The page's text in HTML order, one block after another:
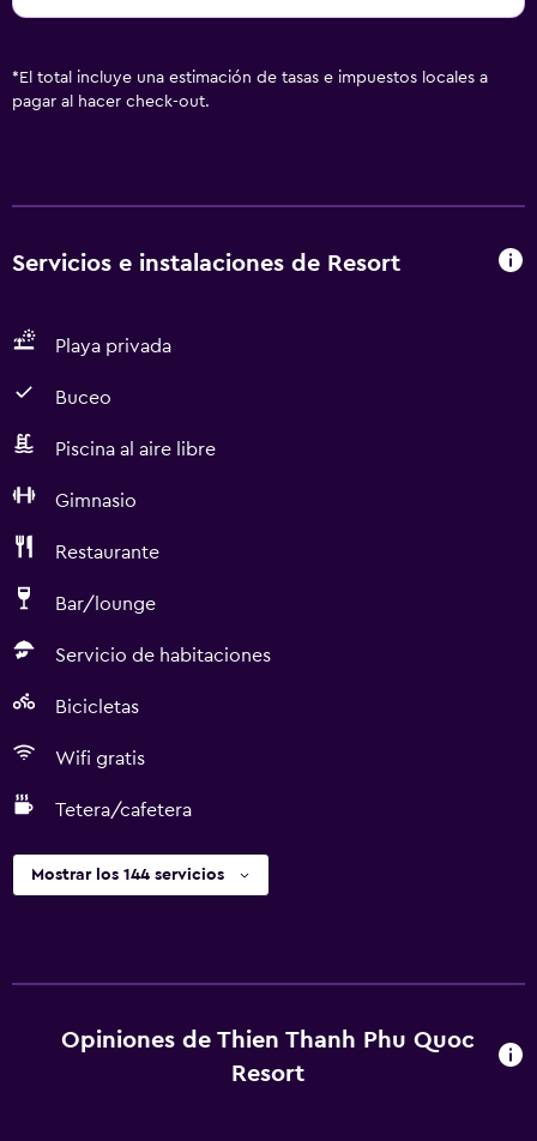
* El total incluye una estimación de tasas e impuestos locales a
pagar al hacer check-out.
Servicios e instalaciones de Resort
Playa privada
Buceo
Piscina al aire libre
Gimnasio
Restaurante
Bar/lounge
Servicio de habitaciones
Bicicletas
Wifi gratis
Tetera/cafetera
Mostrar los 144 servicios
Opiniones de Thien Thanh Phu Quoc
Resort